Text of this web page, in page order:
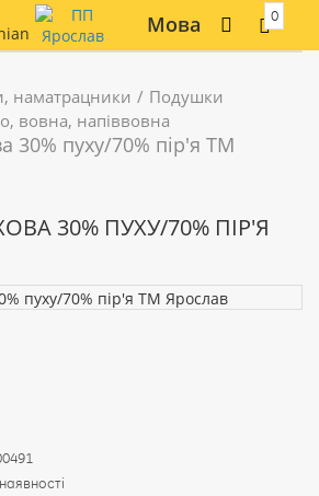
Мова 0
наматрацники
Подушки
вовна, напіввовна
30% пуху/70% пір'я ТМ
30% ПУХУ/70% ПІР'Я